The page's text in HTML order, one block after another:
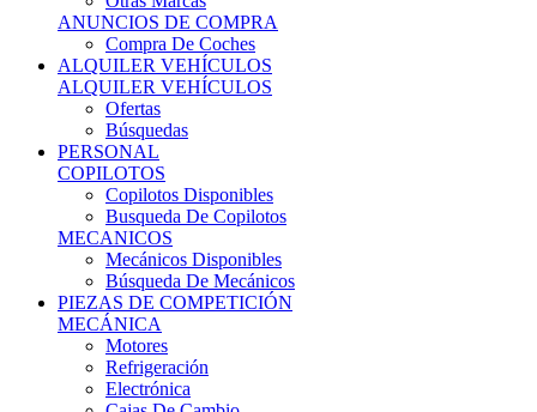
Motores
Refrigeración
Electrónica
Cajas De Cambio
Sistemas De Escape
Carrocería
Depositos
Suspensiones
Frenos
Iluminación
Llantas
NEUMÁTICOS DE ASFALTO
Asfalto 13 O Menos
Asfalto 14p
Asfalto 15p
Asfalto 16p
Asfalto 17p
Asfalto >= 18p
NEUMÁTICOS DE TIERRA